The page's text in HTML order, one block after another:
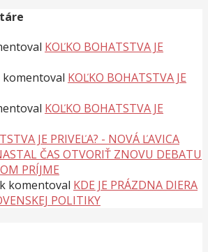
KOĽKO BOHATSTVA JE
komentoval KOĽKO BOHATSTVA JE
KOĽKO BOHATSTVA JE
JE PRIVEĽA? - NOVÁ ĽAVICA
ČAS OTVORIŤ ZNOVU DEBATU
PRÍJME
komentoval KDE JE PRÁZDNA DIERA
POLITIKY